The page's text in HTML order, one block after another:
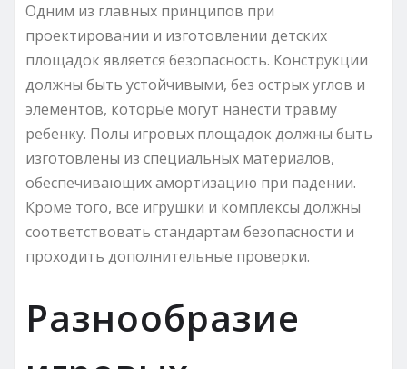
Одним из главных принципов при
проектировании и изготовлении детских
площадок является безопасность. Конструкции
должны быть устойчивыми, без острых углов и
элементов, которые могут нанести травму
ребенку. Полы игровых площадок должны быть
изготовлены из специальных материалов,
обеспечивающих амортизацию при падении.
Кроме того, все игрушки и комплексы должны
соответствовать стандартам безопасности и
проходить дополнительные проверки.
Разнообразие